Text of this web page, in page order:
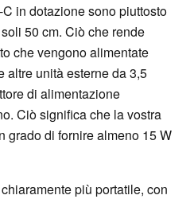
in dotazione sono piuttosto
50 cm. Ciò che rende
che vengono alimentate
altre unità esterne da 3,5
di alimentazione
Ciò significa che la vostra
grado di fornire almeno 15 W
più portatile, con